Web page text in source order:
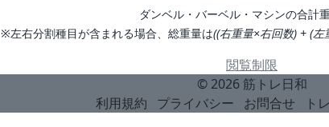
ダンベル・バーベル・マシンの合計
※左右分割種目が含まれる場合、総重量は((右重量×右回数) + (
閲覧制限
© 2026 筋トレ日和
利用規約
プライバシー お問合せ ト